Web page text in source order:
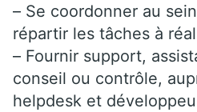
– Se coordonner au
répartir les tâches à
– Fournir support,
conseil ou contrôle,
helpdesk et